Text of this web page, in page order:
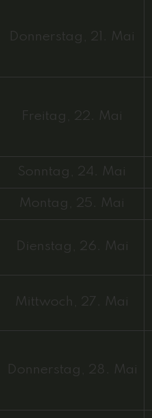
Donnerstag, 21. Mai
Freitag, 22. Mai
Sonntag, 24. Mai
Montag, 25. Mai
Dienstag, 26. Mai
Mittwoch, 27. Mai
Donnerstag, 28. Mai